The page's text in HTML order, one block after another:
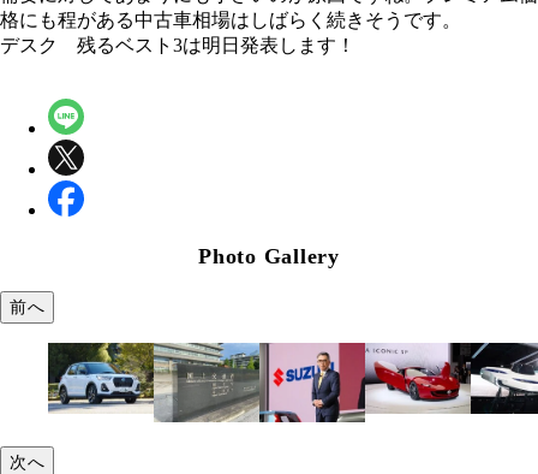
格にも程がある中古車相場はしばらく続きそうです。
デスク 残るベスト3は明日発表します！
Photo Gallery
前へ
次へ